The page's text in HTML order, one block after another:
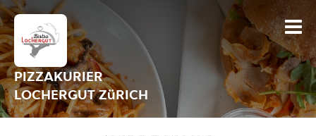
PIZZAKURIER
LOCHERGUT ZüRICH